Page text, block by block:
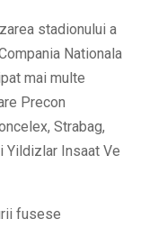
stadionului a
Nationala
mai multe
Precon
Strabag,
Yildizlar Insaat Ve
fusese